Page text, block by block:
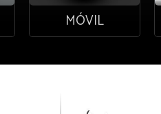
MÓVIL